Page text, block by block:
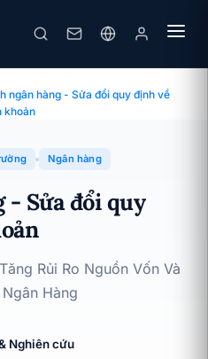
Ngành ngân hàng - Sửa đổi quy định về thanh khoản
· 06/07/2026
ngân hàng - Sửa đổi quy định về
khoản
Ngân hàng
- Sửa đổi quy
Rủi Ro Nguồn Vốn Và
Hàng
Nghiên cứu